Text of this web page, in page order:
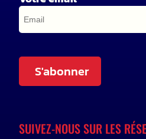
S'abonner
SUIVEZ-NOUS SUR LES